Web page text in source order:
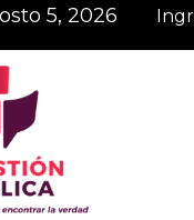
5, 2026